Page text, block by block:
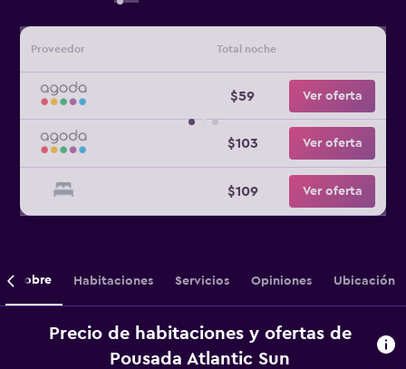
Proveedor Total noche
$59 Ver oferta
$103 Ver oferta
$109 Ver oferta
Sobre Habitaciones Servicios Opiniones Ubicación
Precio de habitaciones y ofertas de
Pousada Atlantic Sun